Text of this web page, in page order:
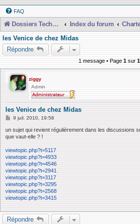
FAQ
Dossiers Techniques Index du forum
les Venice de chez Midas
Répondre
1 message • Page 1 sur 1
ziggy
Admin
les Venice de chez Midas
M
s
s
e
9 juil. 2010, 19:58
un sujet qui revient régulièrement dans les discussions
que vaut-elle ? !
viewtopic.php?t=5117
viewtopic.php?t=4933
viewtopic.php?t=4546
viewtopic.php?t=2941
viewtopic.php?t=3117
viewtopic.php?t=3295
viewtopic.php?t=2568
viewtopic.php?t=3415
Répondre